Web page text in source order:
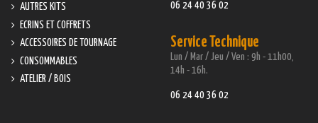
06 24 40 36 02
Service Technique
Lun / Mar / Jeu / Ven : 9h - 11h00,
14h - 16h.
06 24 40 36 02
AUTRES KITS
ECRINS ET COFFRETS
ACCESSOIRES DE TOURNAGE
CONSOMMABLES
ATELIER / BOIS